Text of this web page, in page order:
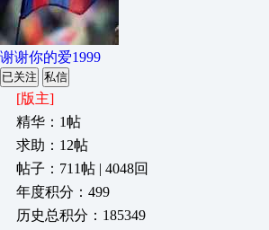
谢谢你的爱1999
已关注 私信
[版主]
精华：1帖
求助：12帖
帖子：711帖 | 4048回
年度积分：499
历史总积分：185349